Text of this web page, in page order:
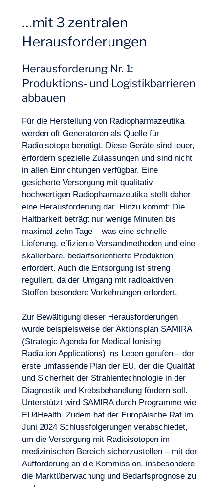
…mit 3 zentralen
Herausforderungen
Herausforderung Nr. 1:
Produktions- und Logistikbarrieren
abbauen
Für die Herstellung von Radiopharmazeutika
werden oft Generatoren als Quelle für
Radioisotope benötigt. Diese Geräte sind teuer,
erfordern spezielle Zulassungen und sind nicht
in allen Einrichtungen verfügbar. Eine
gesicherte Versorgung mit qualitativ
hochwertigen Radiopharmazeutikastellt daher
eine Herausforderung dar. Hinzu kommt: Die
Haltbarkeit beträgt nur wenige Minuten bis
maximal zehn Tage – was eine schnelle
Lieferung, effiziente Versandmethoden und eine
skalierbare, bedarfsorientierte Produktion
erfordert. Auch die Entsorgung ist streng
reguliert, da der Umgang mit radioaktiven
Stoffen besondere Vorkehrungen erfordert.
Zur Bewältigung dieser Herausforderungen
wurde beispielsweise der Aktionsplan SAMIRA
(Strategic Agenda for Medical Ionising
Radiation Applications) ins Leben gerufen – der
erste umfassende Plan der EU, der die Qualität
und Sicherheit der Strahlentechnologie in der
Diagnostik und Krebsbehandlungfördern soll.
Unterstützt wird SAMIRA durch Programme wie
EU4Health. Zudem hat der Europäische Rat im
Juni 2024 Schlussfolgerungen verabschiedet,
um die Versorgung mit Radioisotopen im
medizinischen Bereich sicherzustellen – mit der
Aufforderung an die Kommission, insbesondere
die Marktüberwachung und Bedarfsprognose zu